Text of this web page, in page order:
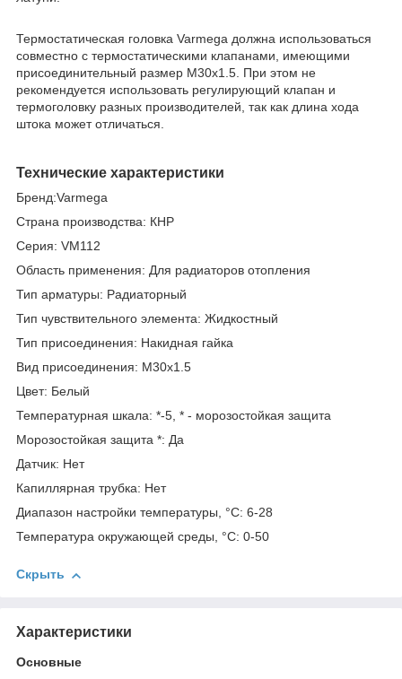
Термостатическая головка Varmega должна использоваться
совместно с термостатическими клапанами, имеющими
присоединительный размер М30х1.5. При этом не
рекомендуется использовать регулирующий клапан и
термоголовку разных производителей, так как длина хода
штока может отличаться.
Технические характеристики
Бренд:Varmega
Страна производства: КНР
Серия: VM112
Область применения: Для радиаторов отопления
Тип арматуры: Радиаторный
Тип чувствительного элемента: Жидкостный
Тип присоединения: Накидная гайка
Вид присоединения: M30х1.5
Цвет: Белый
Температурная шкала: *-5, * - морозостойкая защита
Морозостойкая защита *: Да
Датчик: Нет
Капиллярная трубка: Нет
Диапазон настройки температуры, °С: 6-28
Температура окружающей среды, °С: 0-50
Скрыть
Характеристики
Основные